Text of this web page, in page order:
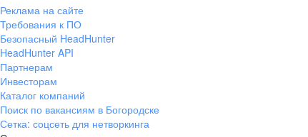
Реклама на сайте
Требования к ПО
Безопасный HeadHunter
HeadHunter API
Партнерам
Инвесторам
Каталог компаний
Поиск по вакансиям в Богородске
Сетка: соцсеть для нетворкинга